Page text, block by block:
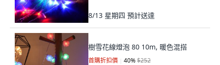
8/13 星期四 預計送達
樹雪花線燈泡 80 10m, 暖色混搭
首購折扣價 40%$252